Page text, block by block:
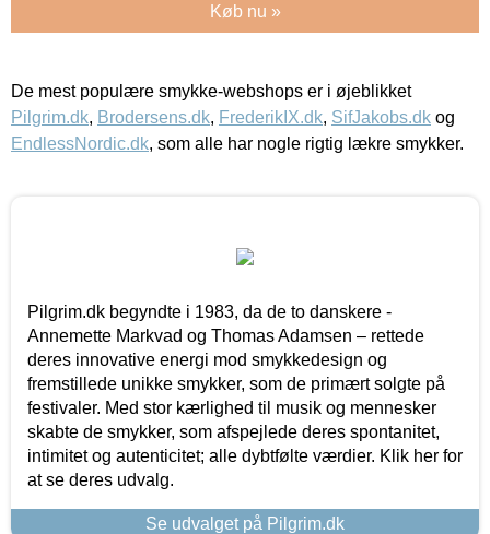
Køb nu »
De mest populære smykke-webshops er i øjeblikket
Pilgrim.dk, Brodersens.dk, FrederikIX.dk, SifJakobs.dk og
EndlessNordic.dk, som alle har nogle rigtig lækre smykker.
Pilgrim.dk begyndte i 1983, da de to danskere -
Annemette Markvad og Thomas Adamsen – rettede
deres innovative energi mod smykkedesign og
fremstillede unikke smykker, som de primært solgte på
festivaler. Med stor kærlighed til musik og mennesker
skabte de smykker, som afspejlede deres spontanitet,
intimitet og autenticitet; alle dybtfølte værdier. Klik her for
at se deres udvalg.
Se udvalget på Pilgrim.dk